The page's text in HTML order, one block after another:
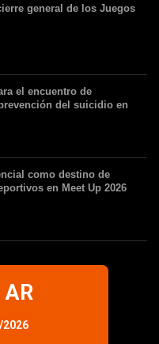
general de los Juegos
el encuentro de
del suicidio en
como destino de
en Meet Up 2026
AR
2026